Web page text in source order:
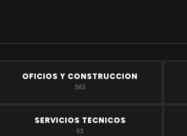
OFICIOS Y CONSTRUCCION
503
SERVICIOS TECNICOS
63